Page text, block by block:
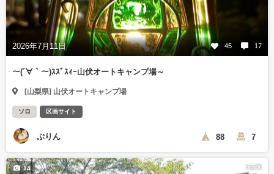
2026年7月11日 45 17
～(´∀｀～)ｽｽﾞｽｨｰ山伏オートキャンプ場～
[山梨県] 山伏オートキャンプ場
ソロ 区画サイト
ぷりん 88 7
5日前
14